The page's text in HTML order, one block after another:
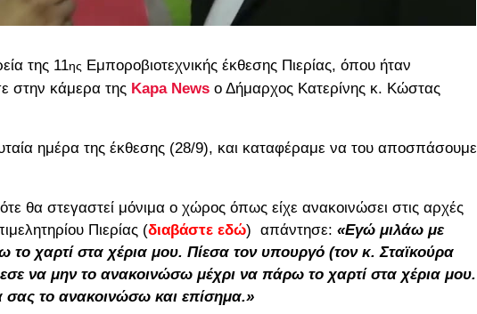
της 11ης Εμποροβιοτεχνικής έκθεσης Πιερίας, όπου ήταν
στην κάμερα της Kapa News ο Δήμαρχος Κατερίνης κ. Κώστας
ημέρα της έκθεσης (28/9), και καταφέραμε να του αποσπάσουμε
θα στεγαστεί μόνιμα ο χώρος όπως είχε ανακοινώσει στις αρχές
Πιερίας (διαβάστε εδώ) απάντησε: «Εγώ μιλάω με
το χαρτί στα χέρια μου. Πίεσα τον υπουργό (τον κ. Σταϊκούρα
να μην το ανακοινώσω μέχρι να πάρω το χαρτί στα χέρια μου.
σας το ανακοινώσω και επίσημα.»